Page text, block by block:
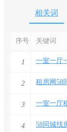
相关词
序号 关键词
1
2 租房网58
3 一室一厅
4 58同城找